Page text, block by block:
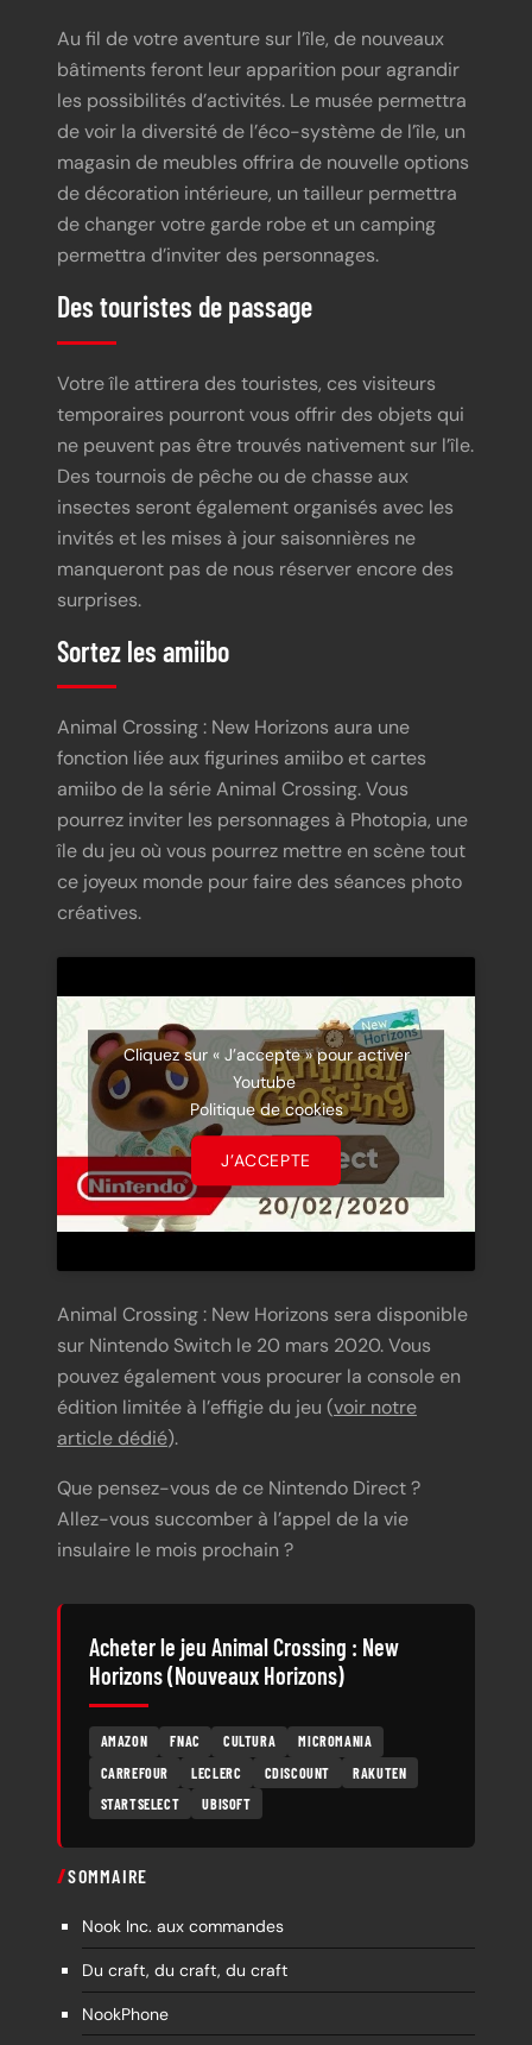
Au fil de votre aventure sur l’île, de nouveaux
bâtiments feront leur apparition pour agrandir
les possibilités d’activités. Le musée permettra
de voir la diversité de l’éco-système de l’île, un
magasin de meubles offrira de nouvelle options
de décoration intérieure, un tailleur permettra
de changer votre garde robe et un camping
permettra d’inviter des personnages.
Des touristes de passage
Votre île attirera des touristes, ces visiteurs
temporaires pourront vous offrir des objets qui
ne peuvent pas être trouvés nativement sur l’île.
Des tournois de pêche ou de chasse aux
insectes seront également organisés avec les
invités et les mises à jour saisonnières ne
manqueront pas de nous réserver encore des
surprises.
Sortez les amiibo
Animal Crossing : New Horizons aura une
fonction liée aux figurines amiibo et cartes
amiibo de la série Animal Crossing. Vous
pourrez inviter les personnages à Photopia, une
île du jeu où vous pourrez mettre en scène tout
ce joyeux monde pour faire des séances photo
créatives.
Cliquez sur « J’accepte » pour activer
Youtube
Politique de cookies
J’ACCEPTE
Animal Crossing : New Horizons sera disponible
sur Nintendo Switch le 20 mars 2020. Vous
pouvez également vous procurer la console en
édition limitée à l’effigie du jeu (voir notre
article dédié).
Que pensez-vous de ce Nintendo Direct ?
Allez-vous succomber à l’appel de la vie
insulaire le mois prochain ?
Acheter le jeu Animal Crossing : New
Horizons (Nouveaux Horizons)
AMAZON FNAC CULTURA
MICROMANIA
CARREFOUR
LECLERC CDISCOUNT
RAKUTEN
STARTSELECT
UBISOFT
SOMMAIRE
Nook Inc. aux commandes
Du craft, du craft, du craft
NookPhone